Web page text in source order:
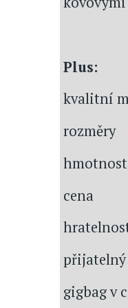
Plus:
kvalitní
rozměry
hmotnost
cena
přijatelný
gigbag v